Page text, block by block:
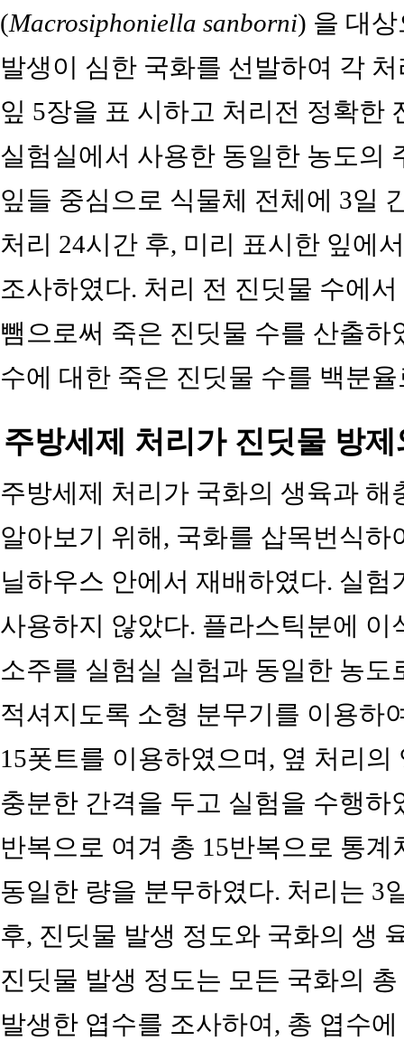
(Macrosiphoniella sanborni) 을 대
발생이 심한 국화를 선발하여 각
잎 5장을 표 시하고 처리전 정확한
실험실에서 사용한 동일한 농도의
잎들 중심으로 식물체 전체에 3일
처리 24시간 후, 미리 표시한 잎에
조사하였다. 처리 전 진딧물 수에
뺌으로써 죽은 진딧물 수를 산출
수에 대한 죽은 진딧물 수를 백분
주방세제 처리가 진딧물 방
주방세제 처리가 국화의 생육과 해
알아보기 위해, 국화를 삽목번식하
닐하우스 안에서 재배하였다. 실
사용하지 않았다. 플라스틱분에
소주를 실험실 실험과 동일한 농도
적셔지도록 소형 분무기를 이용하
15폿트를 이용하였으며, 옆 처리
충분한 간격을 두고 실험을 수행하
반복으로 여겨 총 15반복으로 통
동일한 량을 분무하였다. 처리는 3
후, 진딧물 발생 정도와 국화의 생
진딧물 발생 정도는 모든 국화의
발생한 엽수를 조사하여, 총 엽수